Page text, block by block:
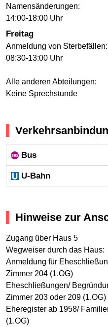
Namensänderungen:
14:00-18:00 Uhr
Freitag
Anmeldung von Sterbefällen:
08:30-13:00 Uhr
Alle anderen Abteilungen:
Keine Sprechstunde
Bus
U-Bahn
Hinweise zur
Zugang über Haus 5
Wegweiser durch das Haus:
Anmeldung für
Zimmer 204 (1.OG)
Eheschließungen/
Zimmer 203 oder 209 (1.OG)
Eheregister ab 1958/
(1.OG)